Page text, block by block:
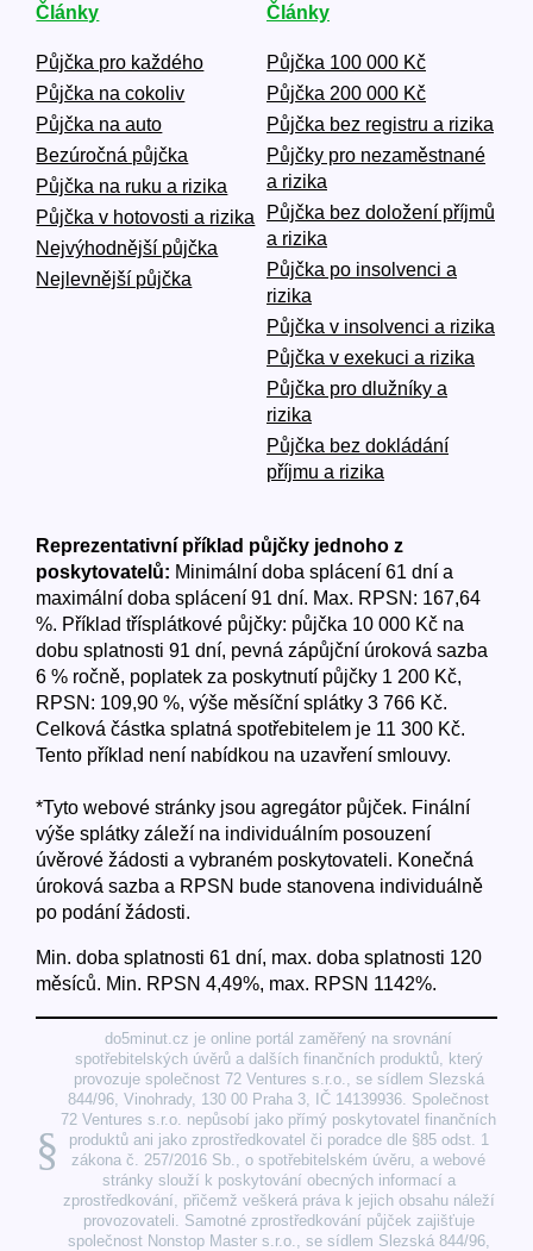
Články
Půjčka pro každého
Půjčka na cokoliv
Půjčka na auto
Bezúročná půjčka
Půjčka na ruku a rizika
Půjčka v hotovosti a rizika
Nejvýhodnější půjčka
Nejlevnější půjčka
Články
Půjčka 100 000 Kč
Půjčka 200 000 Kč
Půjčka bez registru a rizika
Půjčky pro nezaměstnané
a rizika
Půjčka bez doložení příjmů
a rizika
Půjčka po insolvenci a
rizika
Půjčka v insolvenci a rizika
Půjčka v exekuci a rizika
Půjčka pro dlužníky a
rizika
Půjčka bez dokládání
příjmu a rizika
Reprezentativní příklad půjčky jednoho z
poskytovatelů: Minimální doba splácení 61 dní a
maximální doba splácení 91 dní. Max. RPSN: 167,64
%. Příklad třísplátkové půjčky: půjčka 10 000 Kč na
dobu splatnosti 91 dní, pevná zápůjční úroková sazba
6 % ročně, poplatek za poskytnutí půjčky 1 200 Kč,
RPSN: 109,90 %, výše měsíční splátky 3 766 Kč.
Celková částka splatná spotřebitelem je 11 300 Kč.
Tento příklad není nabídkou na uzavření smlouvy.
*Tyto webové stránky jsou agregátor půjček. Finální
výše splátky záleží na individuálním posouzení
úvěrové žádosti a vybraném poskytovateli. Konečná
úroková sazba a RPSN bude stanovena individuálně
po podání žádosti.
Min. doba splatnosti 61 dní, max. doba splatnosti 120
měsíců. Min. RPSN 4,49%, max. RPSN 1142%.
§
do5minut.cz je online portál zaměřený na srovnání
spotřebitelských úvěrů a dalších finančních produktů, který
provozuje společnost 72 Ventures s.r.o., se sídlem Slezská
844/96, Vinohrady, 130 00 Praha 3, IČ 14139936. Společnost
72 Ventures s.r.o. nepůsobí jako přímý poskytovatel finančních
produktů ani jako zprostředkovatel či poradce dle §85 odst. 1
zákona č. 257/2016 Sb., o spotřebitelském úvěru, a webové
stránky slouží k poskytování obecných informací a
zprostředkování, přičemž veškerá práva k jejich obsahu náleží
provozovateli. Samotné zprostředkování půjček zajišťuje
společnost Nonstop Master s.r.o., se sídlem Slezská 844/96,